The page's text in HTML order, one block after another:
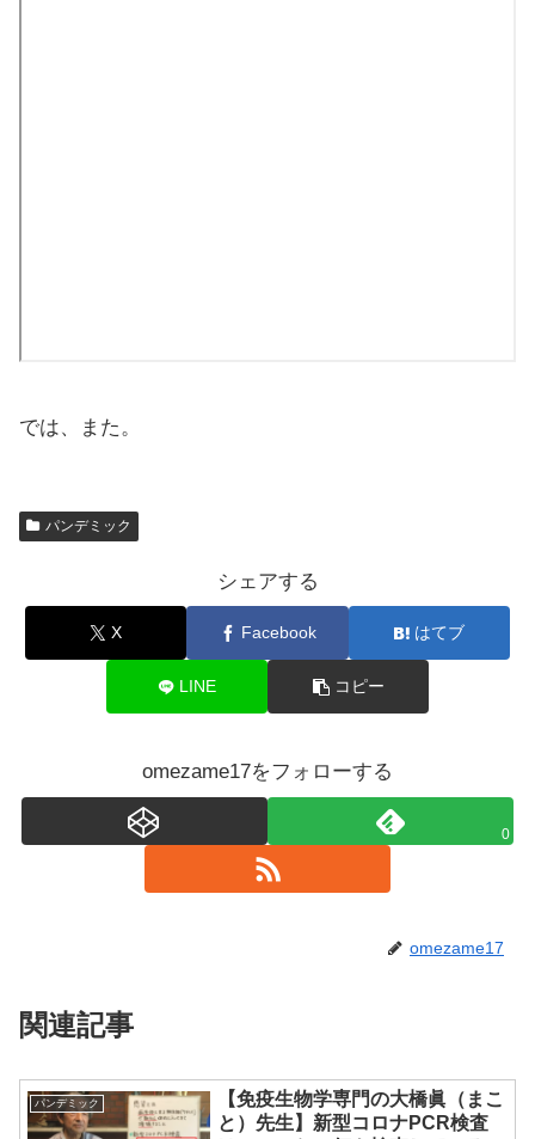
では、また。
パンデミック
シェアする
X Facebook はてブ
LINE コピー
omezame17をフォローする
0
omezame17
関連記事
パンデミック
【免疫生物学専門の大橋眞（まこ
と）先生】新型コロナPCR検査